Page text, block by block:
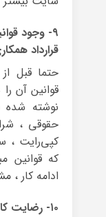
۹- وجود
قرارداد
حتما قبل
قوانین آن
نوشته شده
حقوقی ،
کپی‌رایت ،
که قوانین
ادامه کار
۱۰- رضایت کاربران و نظرات فروشنده‌ها